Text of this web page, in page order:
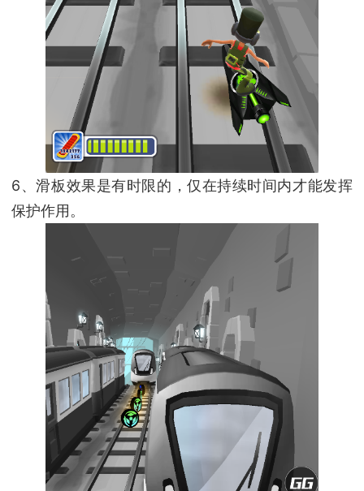
6、滑板效果是有时限的，仅在持续时间内才能发挥
保护作用。